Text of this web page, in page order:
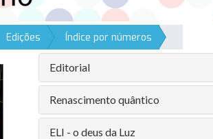
Edições Índice por números
Editorial
Renascimento quântico
ELI - o deus da Luz